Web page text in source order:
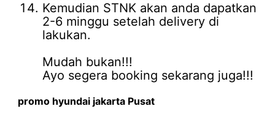
Kemudian STNK akan anda dapatkan
2-6 minggu setelah delivery di
lakukan.
Mudah bukan!!!
Ayo segera booking sekarang juga!!!
promo hyundai jakarta Pusat